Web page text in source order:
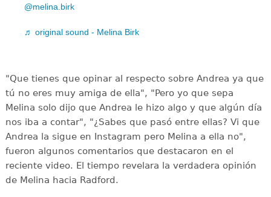
@melina.birk
♬ original sound - Melina Birk
"Que tienes que opinar al respecto sobre Andrea ya que
tú no eres muy amiga de ella", "Pero yo que sepa
Melina solo dijo que Andrea le hizo algo y que algún día
nos iba a contar", "¿Sabes que pasó entre ellas? Vi que
Andrea la sigue en Instagram pero Melina a ella no",
fueron algunos comentarios que destacaron en el
reciente video. El tiempo revelara la verdadera opinión
de Melina hacia Radford.